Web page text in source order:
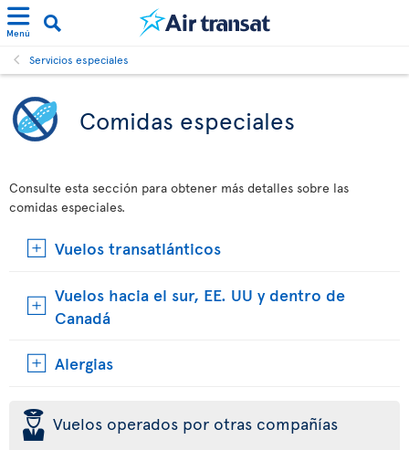
Menú
Servicios especiales
Comidas especiales
Consulte esta sección para obtener más detalles sobre las
comidas especiales.
Vuelos transatlánticos
Vuelos hacia el sur, EE. UU y dentro de
Canadá
Alergias
þ Vuelos operados por otras compañías